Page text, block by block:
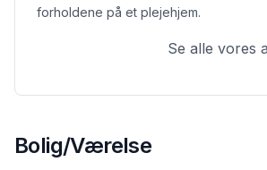
forholdene på et plejehjem.
Se alle vores
Bolig/Værelse